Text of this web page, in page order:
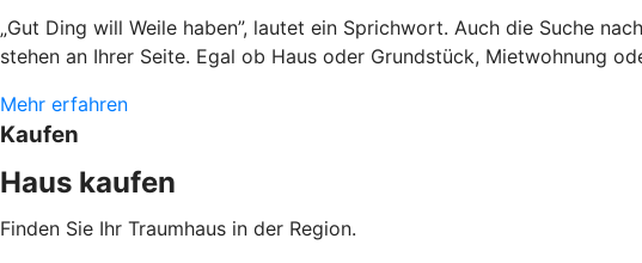
„Gut Ding will Weile haben”, lautet ein Sprichwort. Auch die Suche
stehen an Ihrer Seite. Egal ob Haus oder Grundstück, Mietwohnung
Mehr erfahren
Kaufen
Haus kaufen
Finden Sie Ihr Traumhaus in der Region.